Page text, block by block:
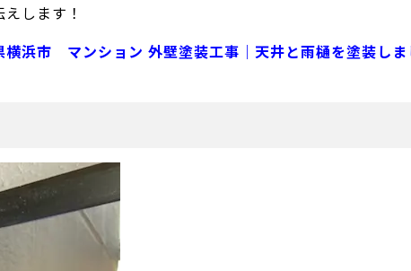
します！
横浜市 マンション 外壁塗装工事｜天井と雨樋を塗装し